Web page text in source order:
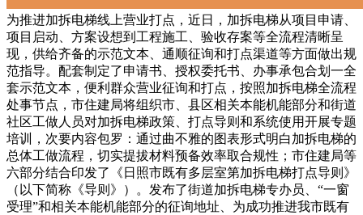
为推进加拆电梯线上营业打点，近日，加拆电梯从项目申请、
项目启动、方案设想到工程施工、验收存案等全流程清晰呈
现，供给齐备的示范文本、通顺征询和打点渠道等方面做出规
范指导。配套制定了申请书、授权委托书、办事承包合划一全
套示范文本，便利群众营业征询和打点，按照加拆电梯全流程
处事节点，市住建局将组织市、县区相关本能机能部分和街道
社区工做人员对加拆电梯政策、打点导则和系统使用开展专题
培训，次要内容包罗：通过曲不雅的图表形式明白加拆电梯的
总体工做流程，切实提拔材料预备效率取合规性；市住建局等
六部分结合印发了《日照市既有多层室第加拆电梯打点导则》
（以下简称《导则》）。发布了街道加拆电梯专办员、“一窗
受理”和相关本能机能部分的征询地址、为成功推进我市既有